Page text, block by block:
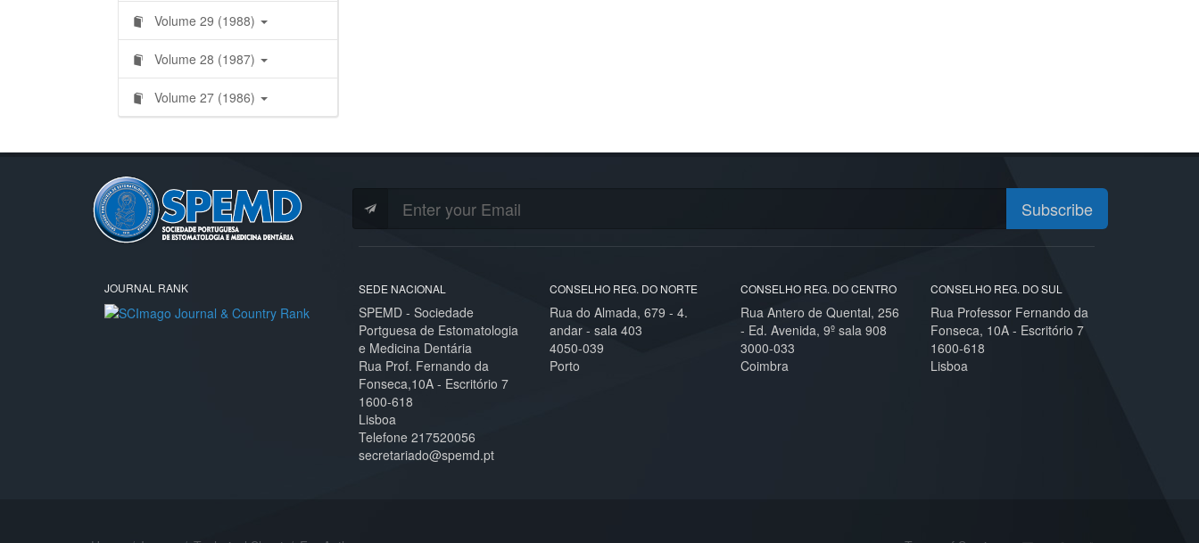
Volume 29 (1988)
Volume 28 (1987)
Volume 27 (1986)
Subscribe
JOURNAL RANK SEDE NACIONAL
SPEMD - Sociedade
Portguesa de Estomatologia
e Medicina Dentária
Rua Prof. Fernando da
Fonseca,10A - Escritório 7
1600-618
Lisboa
Telefone 217520056
secretariado@spemd.pt
CONSELHO REG. DO NORTE
Rua do Almada, 679 - 4.
andar - sala 403
4050-039
Porto
CONSELHO REG. DO CENTRO
Rua Antero de Quental, 256
- Ed. Avenida, 9º sala 908
3000-033
Coimbra
CONSELHO REG. DO SUL
Rua Professor Fernando da
Fonseca, 10A - Escritório 7
1600-618
Lisboa